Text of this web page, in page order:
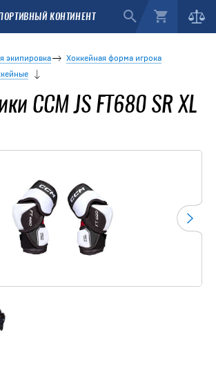
КОНТИНЕНТ
экипировка
Хоккейная форма игрока
CCM JS FT680 SR XL